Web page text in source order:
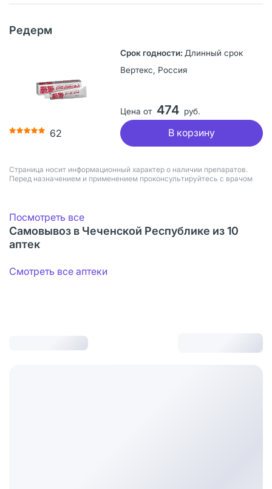
Редерм
62
Длинный срок
Вертекс, Россия
Цена от 474 руб.
В корзину
Страница носит информационный характер о наличии препаратов.
Перед назначением и применением проконсультируйтесь с врачом
Посмотреть все
Самовывоз в Чеченской Республике из 10
аптек
Смотреть все аптеки